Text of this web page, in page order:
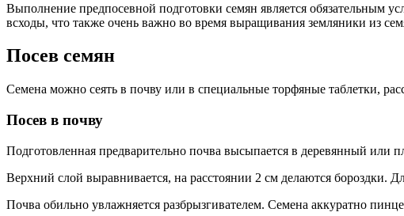
Выполнение предпосевной подготовки семян является обязательным
всходы, что также очень важно во время выращивания земляники из
Посев семян
Семена можно сеять в почву или в специальные торфяные таблетки,
Посев в почву
Подготовленная предварительно почва высыпается в деревянный или
Верхний слой выравнивается, на расстоянии 2 см делаются бороздки.
Почва обильно увлажняется разбрызгивателем. Семена аккуратно